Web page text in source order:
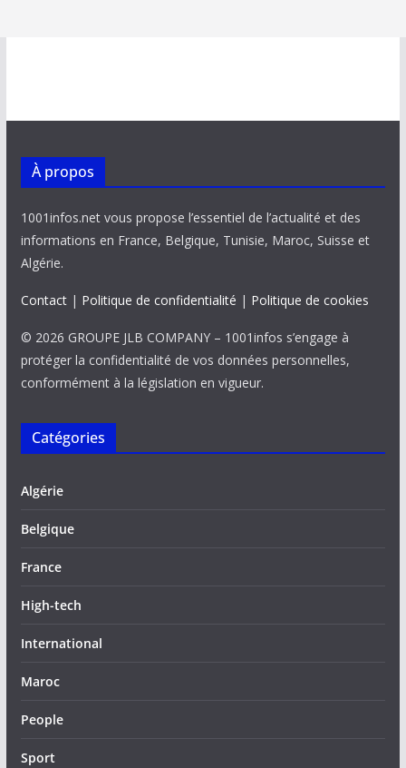
À propos
1001infos.net vous propose l’essentiel de l’actualité et des
informations en France, Belgique, Tunisie, Maroc, Suisse et
Algérie.
Contact| Politique de confidentialité | Politique de cookies
© 2026 GROUPE JLB COMPANY – 1001infos s’engage à
protéger la confidentialité de vos données personnelles,
conformément à la législation en vigueur.
Catégories
Algérie
Belgique
France
High-tech
International
Maroc
People
Sport